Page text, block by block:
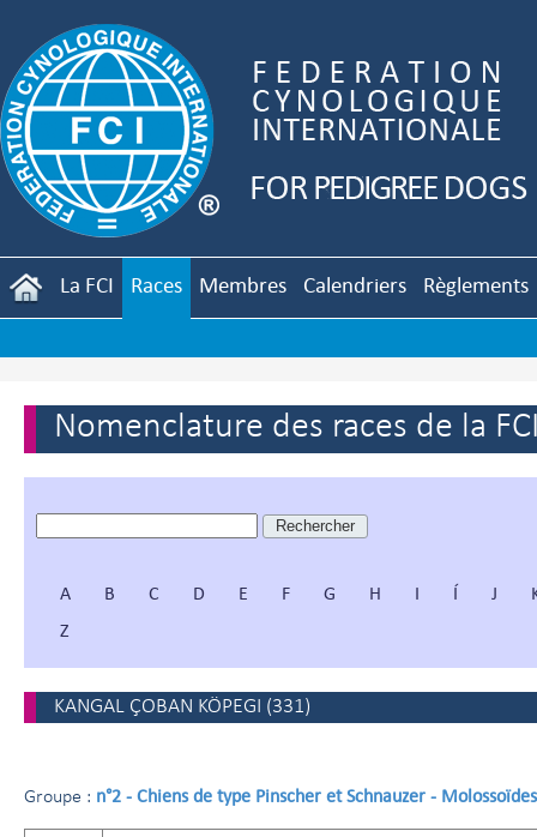
La FCI Races Membres Calendriers Règlements
Nomenclature des races de la
A B C D E F G H I Í J
Z
KANGAL ÇOBAN KÖPEGI (331)
Groupe : n°2 - Chiens de type Pinscher et Schnauzer -